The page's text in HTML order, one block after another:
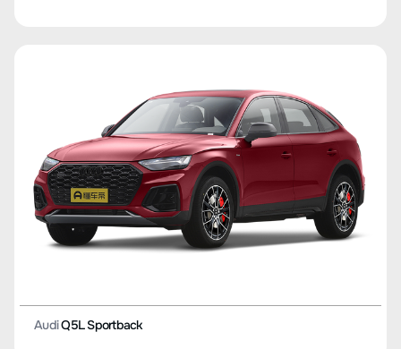
AudiQ5L Sportback